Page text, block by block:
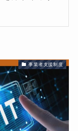
事業者支援制度